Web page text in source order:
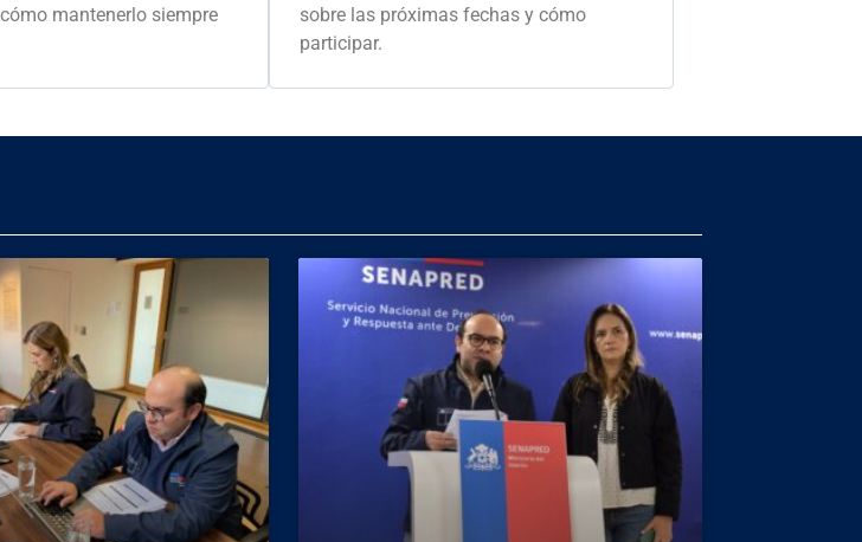
mantenerlo siempre
sobre las próximas fechas y cómo
participar.